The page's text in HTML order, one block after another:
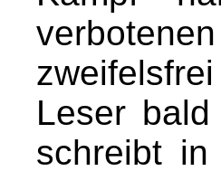
Leser
schreibt in